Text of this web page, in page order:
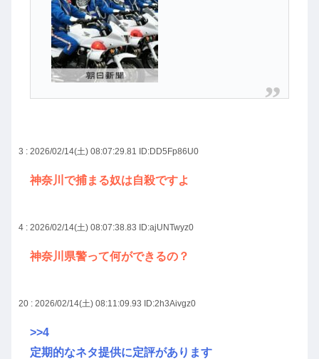
3 : 2026/02/14(土) 08:07:29.81 ID:DD5Fp86U0
神奈川で捕まる奴は自殺ですよ
4 : 2026/02/14(土) 08:07:38.83 ID:ajUNTwyz0
神奈川県警って何ができるの？
20 : 2026/02/14(土) 08:11:09.93 ID:2h3Aivgz0
>>4
定期的なネタ提供に定評があります